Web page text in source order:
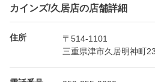
カインズ/久居店の店舗詳細
住所
〒514-1101
三重県津市久居明神町